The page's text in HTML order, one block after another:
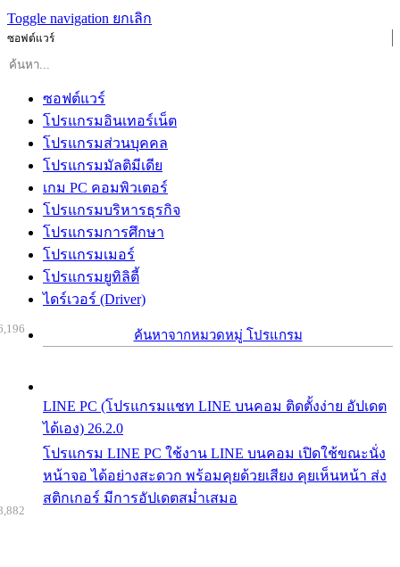
Toggle navigation ยกเลิก
ซอฟต์แวร์
ซอฟต์แวร์
โปรแกรมอินเทอร์เน็ต
โปรแกรมส่วนบุคคล
โปรแกรมมัลติมีเดีย
เกม PC คอมพิวเตอร์
โปรแกรมบริหารธุรกิจ
โปรแกรมการศึกษา
โปรแกรมเมอร์
โปรแกรมยูทิลิตี้
ไดร์เวอร์ (Driver)
ค้นหาจากหมวดหมู่ โปรแกรม
LINE PC (โปรแกรมแชท LINE บนคอม ติดตั้งง่าย อัปเดต
ได้เอง) 26.2.0
โปรแกรม LINE PC ใช้งาน LINE บนคอม เปิดใช้ขณะนั่ง
หน้าจอ ได้อย่างสะดวก พร้อมคุยด้วยเสียง คุยเห็นหน้า ส่ง
สติกเกอร์ มีการอัปเดตสม่ำเสมอ